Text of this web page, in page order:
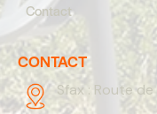
Contact
CONTACT
Sfax : Route